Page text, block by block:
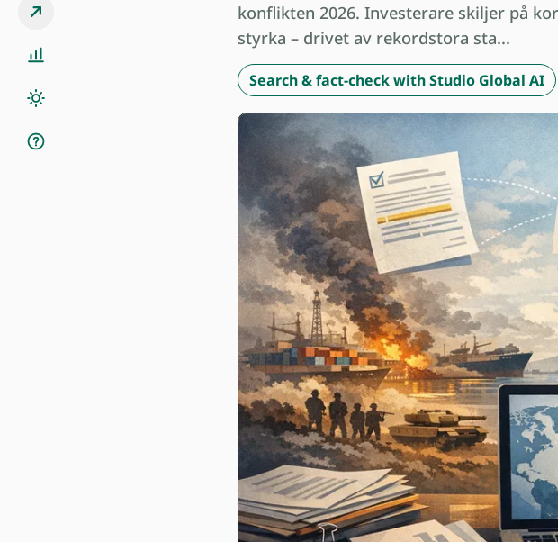
konflikten 2026. Investerare skiljer på
styrka – drivet av rekordstora sta...
Search & fact-check with Studio Global AI